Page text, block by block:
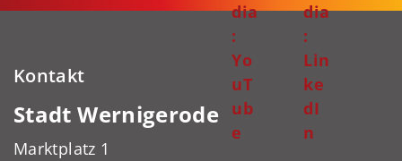
dia
:
Yo
uT
ub
e
dia
:
Lin
ke
dI
n
Kontakt
Stadt Wernigerode
Marktplatz 1